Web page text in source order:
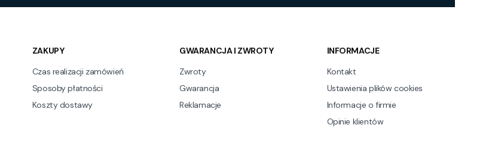
ZAKUPY
Czas realizacji zamówień
Sposoby płatności
Koszty dostawy
GWARANCJA I ZWROTY
Zwroty
Gwarancja
Reklamacje
INFORMACJE
Kontakt
Ustawienia plików cookies
Informacje o firmie
Opinie klientów